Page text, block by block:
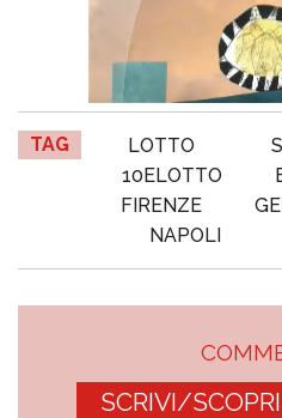
TAG LOTTO
10ELOTTO
FIRENZE
NAPOLI
SCRIVI/